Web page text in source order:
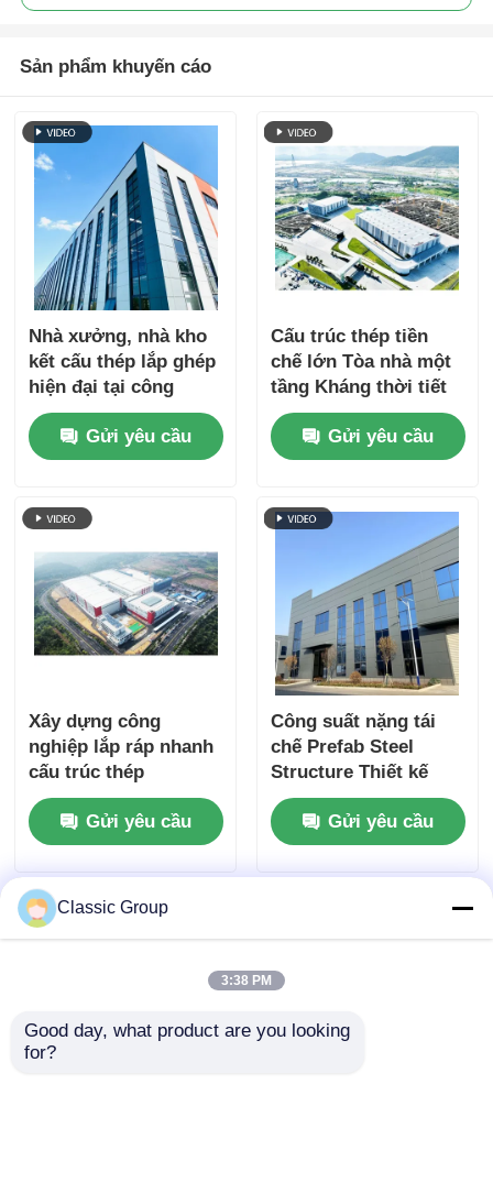
Sản phẩm khuyến cáo
Nhà xưởng, nhà kho
kết cấu thép lắp ghép
hiện đại tại công
trường
Gửi yêu cầu
Cấu trúc thép tiền
chế lớn Tòa nhà một
tầng Kháng thời tiết
Gửi yêu cầu
Xây dựng công
nghiệp lắp ráp nhanh
cấu trúc thép
Gửi yêu cầu
Công suất nặng tái
chế Prefab Steel
Structure Thiết kế
chống động đất
Gửi yêu cầu
Classic Group
3:38 PM
Good day, what product are you looking
for?